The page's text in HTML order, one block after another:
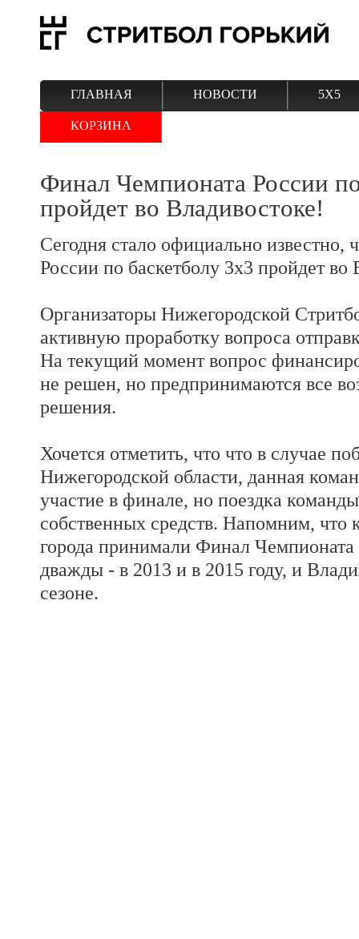
ГЛАВНАЯ НОВОСТИ 5Х5
КОРЗИНА
Финал Чемпионата России
пройдет во Владивостоке!
Сегодня стало официально
России по баскетболу 3х3 пройдет во
Организаторы Нижегородской
активную проработку вопроса
На текущий момент вопрос
не решен, но предпринимаются все
решения.
Хочется отметить, что что в случае
Нижегородской области, данная
участие в финале, но поездка
собственных средств. Напомним, что
города принимали Финал
дважды - в 2013 и в 2015 году, и
сезоне.